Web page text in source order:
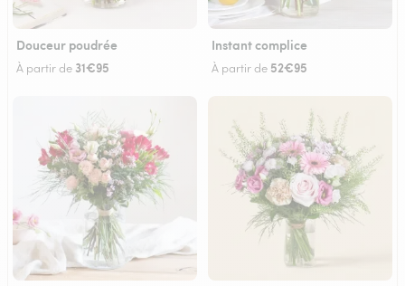
Douceur poudrée
À partir de 31€95
Instant complice
À partir de 52€95